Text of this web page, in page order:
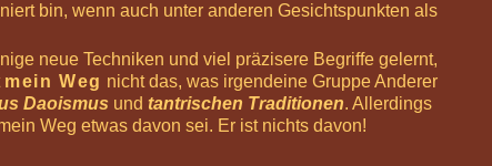
bin, wenn auch unter anderen Gesichtspunkten als
neue Techniken und viel präzisere Begriffe gelernt,
mein Weg nicht das, was irgendeine Gruppe Anderer
Daoismus und tantrischen Traditionen. Allerdings
Weg etwas davon sei. Er ist nichts davon!